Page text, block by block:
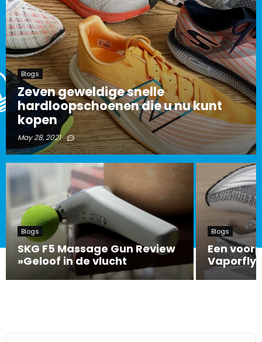
Blogs
Zeven geweldige snelle
hardloopschoenen die u nu kunt
kopen
May 28, 2021
Blogs
SKG F5 Massage Gun Review
»Geloof in de vlucht
Blogs
Een
Vaporfly